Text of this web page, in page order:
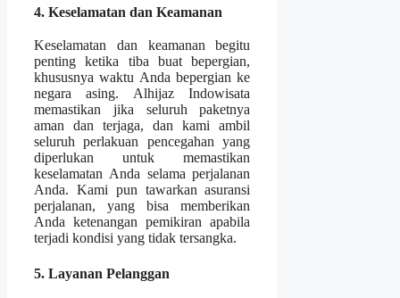
4. Keselamatan dan Keamanan
Keselamatan dan keamanan begitu
penting ketika tiba buat bepergian,
khususnya waktu Anda bepergian ke
negara asing. Alhijaz Indowisata
memastikan jika seluruh paketnya
aman dan terjaga, dan kami ambil
seluruh perlakuan pencegahan yang
diperlukan untuk memastikan
keselamatan Anda selama perjalanan
Anda. Kami pun tawarkan asuransi
perjalanan, yang bisa memberikan
Anda ketenangan pemikiran apabila
terjadi kondisi yang tidak tersangka.
5. Layanan Pelanggan